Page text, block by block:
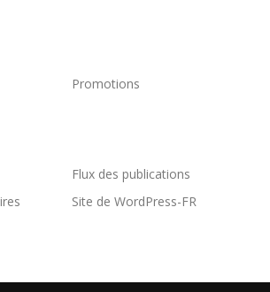
Promotions
Flux des publications
Site de WordPress-FR